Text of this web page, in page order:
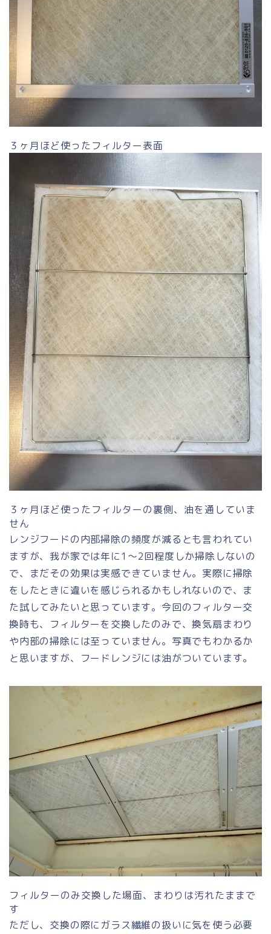
３ヶ月ほど使ったフィルター表面
３ヶ月ほど使ったフィルターの裏側、油を通していま
せん
レンジフードの内部掃除の頻度が減るとも言われてい
ますが、我が家では年に1〜2回程度しか掃除しないの
で、まだその効果は実感できていません。実際に掃除
をしたときに違いを感じられるかもしれないので、ま
た試してみたいと思っています。今回のフィルター交
換時も、フィルターを交換したのみで、換気扇まわり
や内部の掃除には至っていません。写真でもわかるか
と思いますが、フードレンジには油がついています。
フィルターのみ交換した場面、まわりは汚れたままで
す
ただし、交換の際にガラス繊維の扱いに気を使う必要